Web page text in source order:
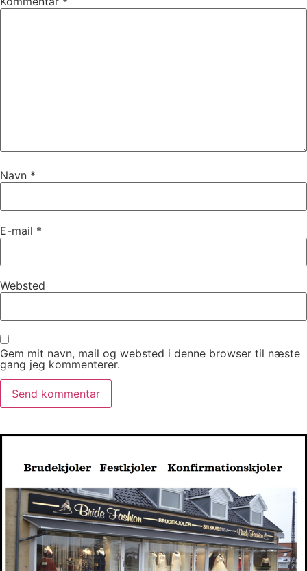
Navn *
E-mail *
Websted
Gem mit navn, mail og websted i denne browser til næste
gang jeg kommenterer.